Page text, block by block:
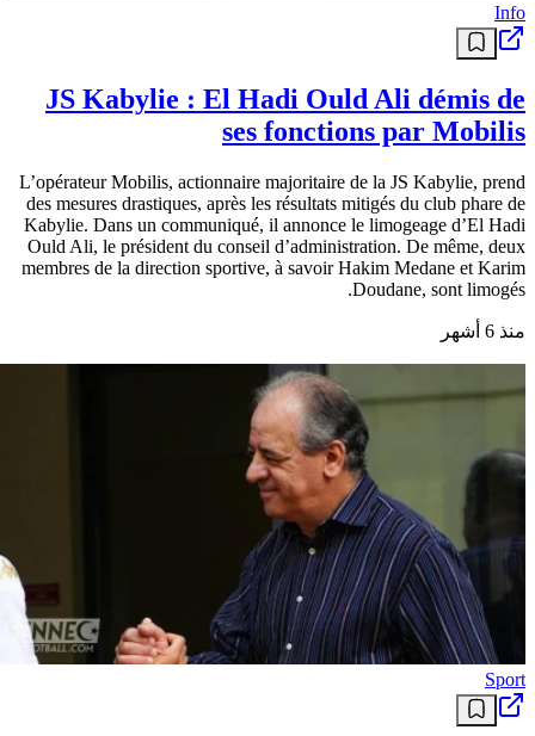
Info
JS Kabylie : El Hadi Ould Ali démis de
ses fonctions par Mobilis
L’opérateur Mobilis, actionnaire majoritaire de la JS Kabylie, prend
des mesures drastiques, après les résultats mitigés du club phare de
Kabylie. Dans un communiqué, il annonce le limogeage d’El Hadi
Ould Ali, le président du conseil d’administration. De même, deux
membres de la direction sportive, à savoir Hakim Medane et Karim
Doudane, sont limogés.
منذ 6 أشهر
Sport